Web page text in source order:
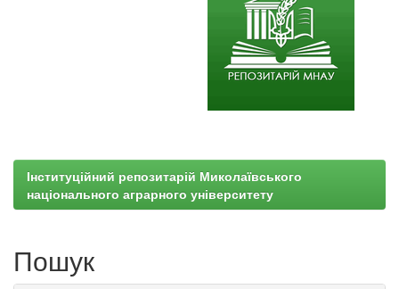
Інституційний репозитарій Миколаївського
національного аграрного університету
Пошук